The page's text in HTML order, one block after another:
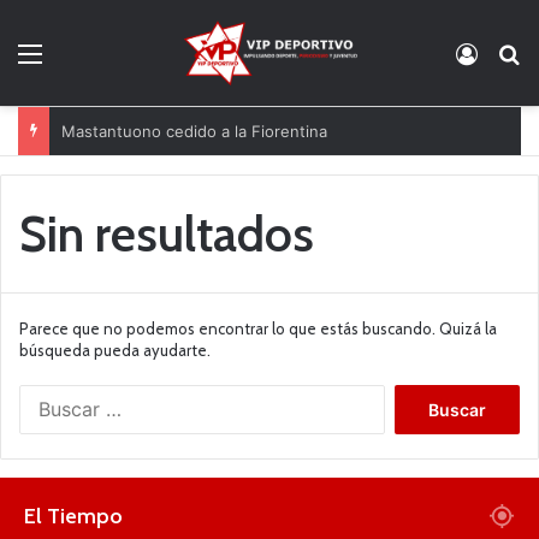
Mastantuono cedido a la Fiorentina
Sin resultados
Parece que no podemos encontrar lo que estás buscando. Quizá la
búsqueda pueda ayudarte.
El Tiempo